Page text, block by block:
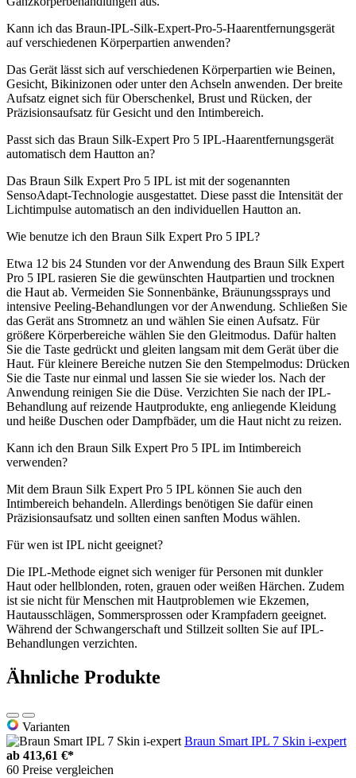
Kann ich das Braun-IPL-Silk-Expert-Pro-5-Haarentfernungsgerät
auf verschiedenen Körperpartien anwenden?
Das Gerät lässt sich auf verschiedenen Körperpartien wie Beinen,
Gesicht, Bikinizonen oder unter den Achseln anwenden. Der breite
Aufsatz eignet sich für Oberschenkel, Brust und Rücken, der
Präzisionsaufsatz für Gesicht und den Intimbereich.
Passt sich das Braun Silk-Expert Pro 5 IPL-Haarentfernungsgerät
automatisch dem Hautton an?
Das Braun Silk Expert Pro 5 IPL ist mit der sogenannten
SensoAdapt-Technologie ausgestattet. Diese passt die Intensität der
Lichtimpulse automatisch an den individuellen Hautton an.
Wie benutze ich den Braun Silk Expert Pro 5 IPL?
Etwa 12 bis 24 Stunden vor der Anwendung des Braun Silk Expert
Pro 5 IPL rasieren Sie die gewünschten Hautpartien und trocknen
die Haut ab. Vermeiden Sie Sonnenbänke, Bräunungssprays und
intensive Peeling-Behandlungen vor der Anwendung. Schließen Sie
das Gerät ans Stromnetz an und wählen Sie einen Aufsatz. Für
größere Körperbereiche wählen Sie den Gleitmodus. Dafür halten
Sie die Taste gedrückt und gleiten langsam mit dem Gerät über die
Haut. Für kleinere Bereiche nutzen Sie den Stempelmodus: Drücken
Sie die Taste nur einmal und lassen Sie sie wieder los. Nach der
Anwendung reinigen Sie die Düse. Verzichten Sie nach der IPL-
Behandlung auf reizende Hautprodukte, eng anliegende Kleidung
und heiße Duschen oder Dampfbäder, um die Haut nicht zu reizen.
Kann ich den Braun Silk Expert Pro 5 IPL im Intimbereich
verwenden?
Mit dem Braun Silk Expert Pro 5 IPL können Sie auch den
Intimbereich behandeln. Allerdings benötigen Sie dafür einen
Präzisionsaufsatz und sollten einen sanften Modus wählen.
Für wen ist IPL nicht geeignet?
Die IPL-Methode eignet sich weniger für Personen mit dunkler
Haut oder hellblonden, roten, grauen oder weißen Härchen. Zudem
ist sie nicht für Menschen mit Hautproblemen wie Ekzemen,
Hautausschlägen, Sommersprossen oder Krampfadern geeignet.
Während der Schwangerschaft und Stillzeit sollten Sie auf IPL-
Behandlungen verzichten.
Ähnliche Produkte
Varianten
Braun Smart IPL 7 Skin i-expert
ab 413,61 €*
60 Preise vergleichen